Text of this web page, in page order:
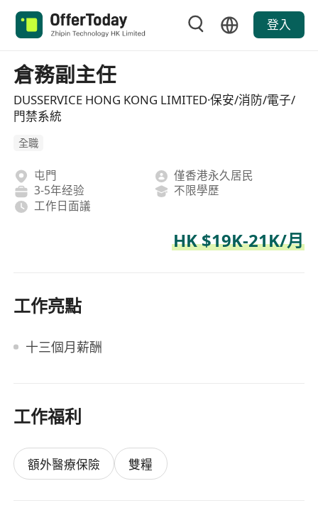
登入
倉務副主任
DUSSERVICE HONG KONG LIMITED·保安/消防/電子/
門禁系統
全職
屯門
僅香港永久居民
3-5年经验
不限學歷
工作日面議
HK $19K-21K/月
工作亮點
十三個月薪酬
工作福利
額外醫療保險 雙糧